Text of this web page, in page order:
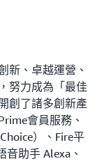
新、卓越運營、
努力成為「最佳
創了諸多創新產
會員服務、
）、Fire平
音助手 Alexa、